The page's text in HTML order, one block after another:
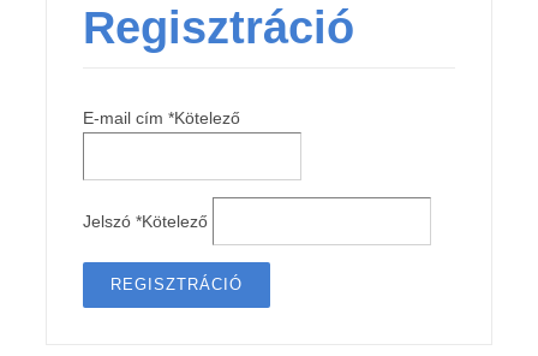
Regisztráció
E-mail cím *Kötelező
Jelszó *Kötelező
REGISZTRÁCIÓ